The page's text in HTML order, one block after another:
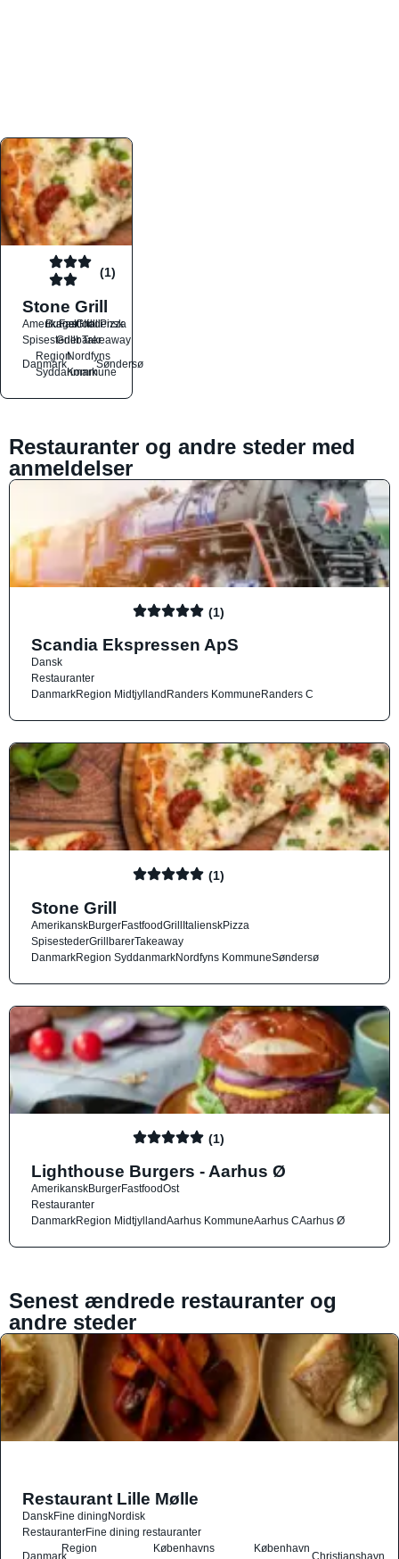
(1)
Stone Grill
Amerikansk
Burger
Fastfood
Grill
Italiensk
Pizza
SpisestederGrillbarerTakeaway
Danmark
Region
Syddanmark
Nordfyns
Kommune
Søndersø
Restauranter og andre steder med
anmeldelser
(1)
Scandia Ekspressen ApS
Dansk
Restauranter
DanmarkRegion MidtjyllandRanders KommuneRanders C
(1)
Stone Grill
AmerikanskBurgerFastfoodGrillItalienskPizza
SpisestederGrillbarerTakeaway
DanmarkRegion SyddanmarkNordfyns KommuneSøndersø
(1)
Lighthouse Burgers - Aarhus Ø
AmerikanskBurgerFastfoodOst
Restauranter
DanmarkRegion MidtjyllandAarhus KommuneAarhus CAarhus Ø
Senest ændrede restauranter og
andre steder
Restaurant Lille Mølle
DanskFine diningNordisk
RestauranterFine dining restauranter
Danmark
Region
Københavns
København
Christianshavn